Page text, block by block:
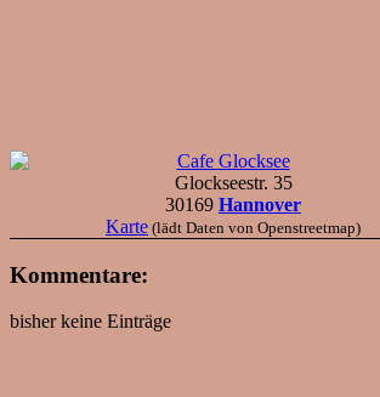
Cafe Glocksee
Glockseestr. 35
30169 Hannover
Karte (lädt Daten von Openstreetmap)
Kommentare:
bisher keine Einträge